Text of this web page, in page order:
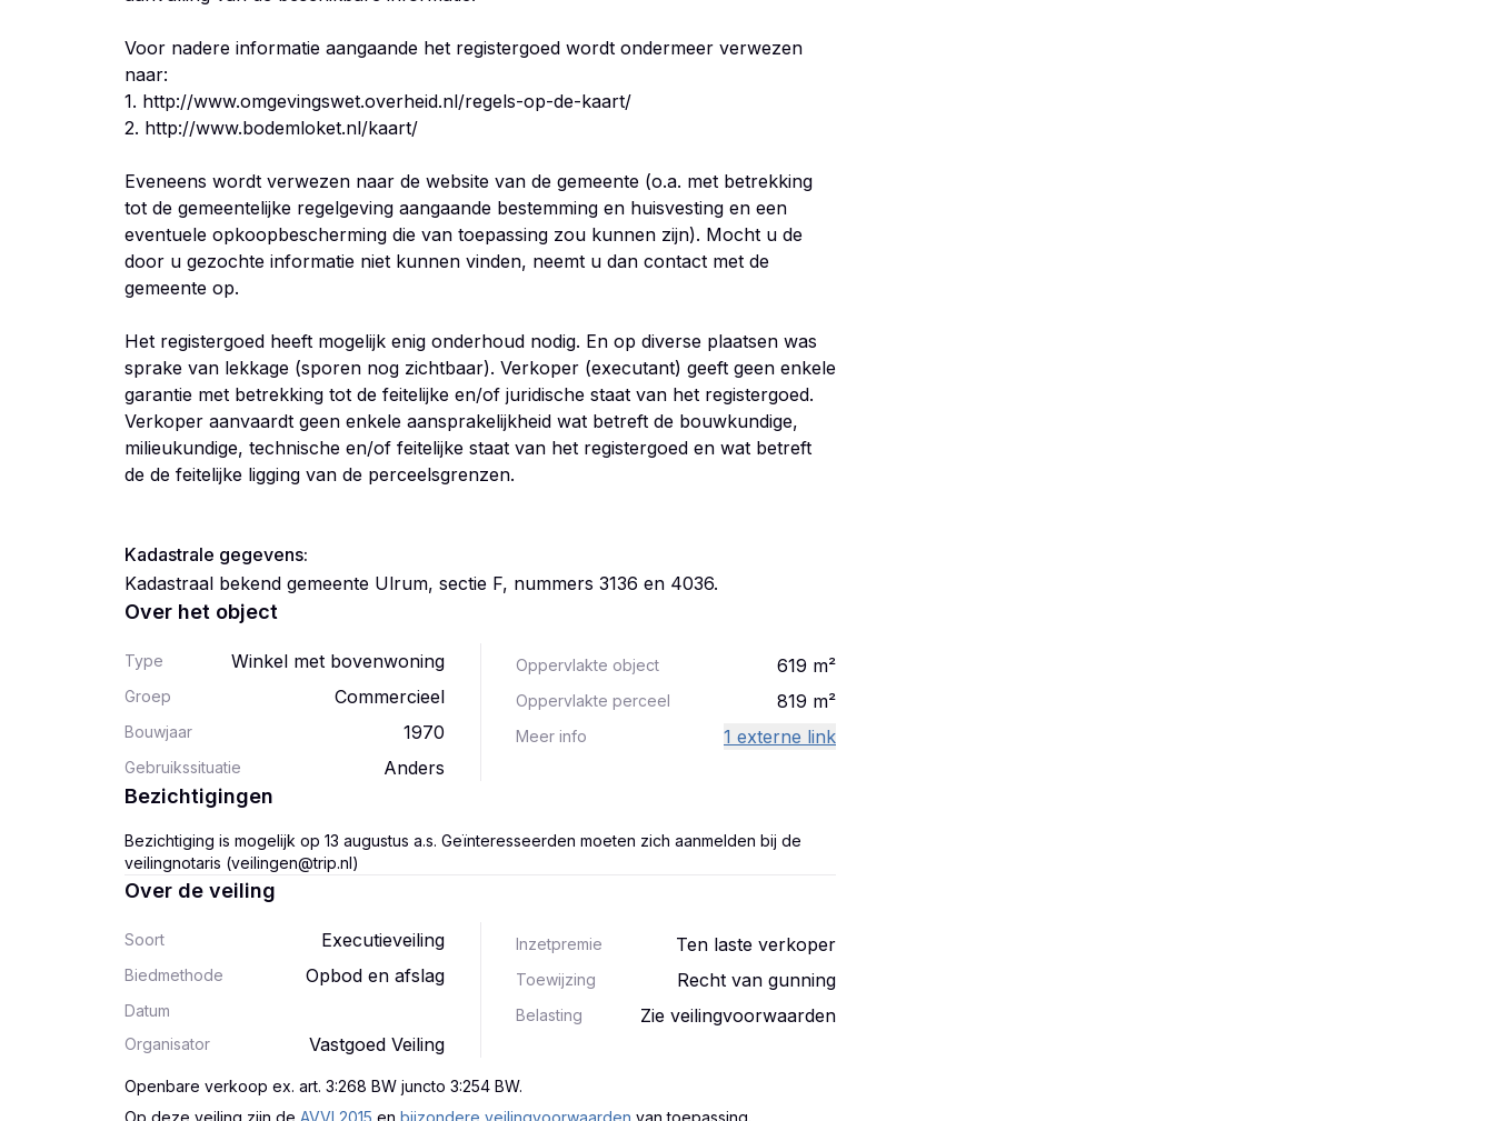
Voor nadere informatie aangaande het registergoed wordt ondermeer verwezen
naar:
1. http://www.omgevingswet.overheid.nl/regels-op-de-kaart/
2. http://www.bodemloket.nl/kaart/
Eveneens wordt verwezen naar de website van de gemeente (o.a. met betrekking
tot de gemeentelijke regelgeving aangaande bestemming en huisvesting en een
eventuele opkoopbescherming die van toepassing zou kunnen zijn). Mocht u de
door u gezochte informatie niet kunnen vinden, neemt u dan contact met de
gemeente op.
Het registergoed heeft mogelijk enig onderhoud nodig. En op diverse plaatsen was
sprake van lekkage (sporen nog zichtbaar). Verkoper (executant) geeft geen enkele
garantie met betrekking tot de feitelijke en/of juridische staat van het registergoed.
Verkoper aanvaardt geen enkele aansprakelijkheid wat betreft de bouwkundige,
milieukundige, technische en/of feitelijke staat van het registergoed en wat betreft
de de feitelijke ligging van de perceelsgrenzen.
Kadastrale gegevens:
Kadastraal bekend gemeente Ulrum, sectie F, nummers 3136 en 4036.
Over het object
Type Winkel met bovenwoning
Groep Commercieel
Bouwjaar 1970
Gebruikssituatie Anders
Oppervlakte object 619 m²
Oppervlakte perceel 819 m²
Meer info 1 externe link
Bezichtigingen
Bezichtiging is mogelijk op 13 augustus a.s. Geïnteresseerden moeten zich aanmelden bij de
veilingnotaris (veilingen@trip.nl)
Over de veiling
Soort Executieveiling
Biedmethode Opbod en afslag
Datum
Organisator
Vastgoed Veiling
Inzetpremie Ten laste verkoper
Toewijzing Recht van gunning
Belasting Zie veilingvoorwaarden
Openbare verkoop ex. art. 3:268 BW juncto 3:254 BW.
Op deze veiling zijn de AVVI 2015 en bijzondere veilingvoorwaarden van toepassing.